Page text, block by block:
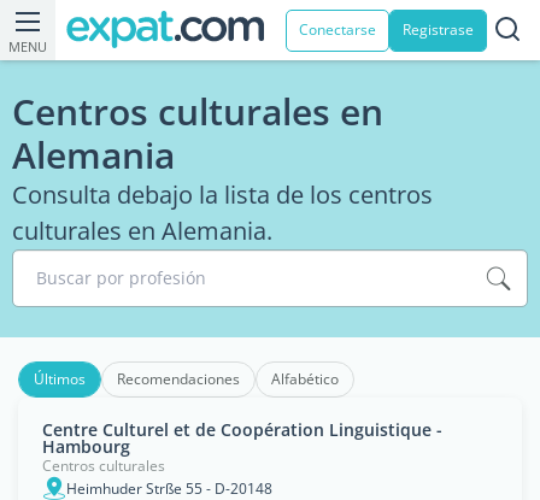
MENU
Conectarse Registrase
Centros culturales en
Alemania
Consulta debajo la lista de los centros
culturales en Alemania.
Buscar por profesión
Últimos Recomendaciones Alfabético
Centre Culturel et de Coopération Linguistique -
Hambourg
Centros culturales
Heimhuder Strße 55 - D-20148